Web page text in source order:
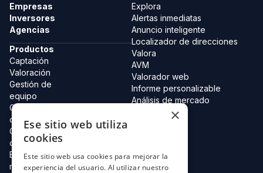
Empresas
Inversores
Agencias
Productos
Captación
Valoración
Gestión de
equipo
Gestión de
carteras
Gestión de
clientes
Estudio de
mercado
Explora
Alertas inmediatas
Anuncio inteligente
Localizador de direcciones
Valora
AVM
Valorador web
Informe personalizable
Análisis de mercado
Lystos AI
Agentes IA
×
Ese sitio web utiliza
cookies
Este sitio web usa cookies para mejorar la
experiencia del usuario. Al utilizar nuestro